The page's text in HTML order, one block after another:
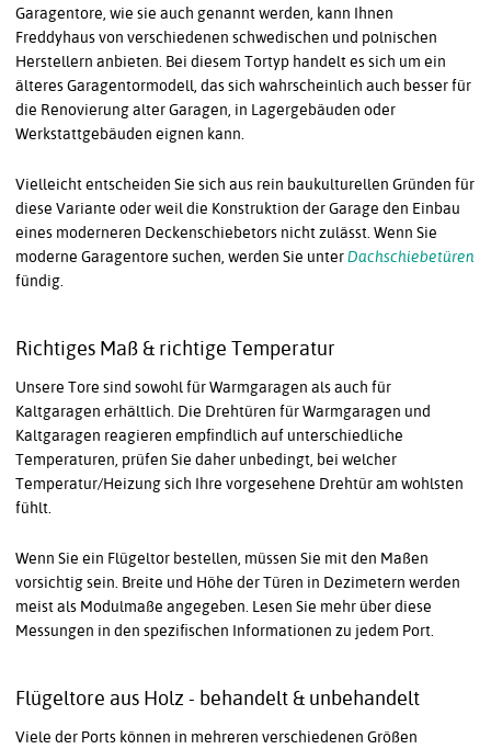
Garagentore, wie sie auch genannt werden, kann Ihnen
Freddyhaus von verschiedenen schwedischen und polnischen
Herstellern anbieten. Bei diesem Tortyp handelt es sich um ein
älteres Garagentormodell, das sich wahrscheinlich auch besser für
die Renovierung alter Garagen, in Lagergebäuden oder
Werkstattgebäuden eignen kann.
Vielleicht entscheiden Sie sich aus rein baukulturellen Gründen für
diese Variante oder weil die Konstruktion der Garage den Einbau
eines moderneren Deckenschiebetors nicht zulässt. Wenn Sie
moderne Garagentore suchen, werden Sie unterDachschiebetüren
fündig.
Richtiges Maß & richtige Temperatur
Unsere Tore sind sowohl für Warmgaragen als auch für
Kaltgaragen erhältlich. Die Drehtüren für Warmgaragen und
Kaltgaragen reagieren empfindlich auf unterschiedliche
Temperaturen, prüfen Sie daher unbedingt, bei welcher
Temperatur/Heizung sich Ihre vorgesehene Drehtür am wohlsten
fühlt.
Wenn Sie ein Flügeltor bestellen, müssen Sie mit den Maßen
vorsichtig sein. Breite und Höhe der Türen in Dezimetern werden
meist als Modulmaße angegeben. Lesen Sie mehr über diese
Messungen in den spezifischen Informationen zu jedem Port.
Flügeltore aus Holz - behandelt & unbehandelt
Viele der Ports können in mehreren verschiedenen Größen